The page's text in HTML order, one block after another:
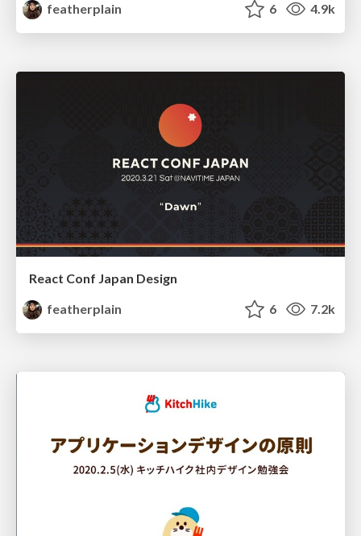
featherplain
6 4.9k
React Conf Japan Design
featherplain
6 7.2k